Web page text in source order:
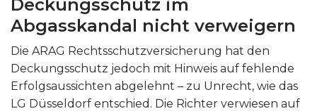
Deckungsschutz im
Abgasskandal nicht verweigern
Die ARAG Rechtsschutzversicherung hat den
Deckungsschutz jedoch mit Hinweis auf fehlende
Erfolgsaussichten abgelehnt – zu Unrecht, wie das
LG Düsseldorf entschied. Die Richter verwiesen auf